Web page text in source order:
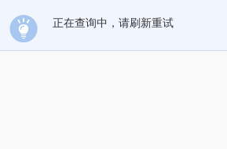
正在查询中，请刷新重试